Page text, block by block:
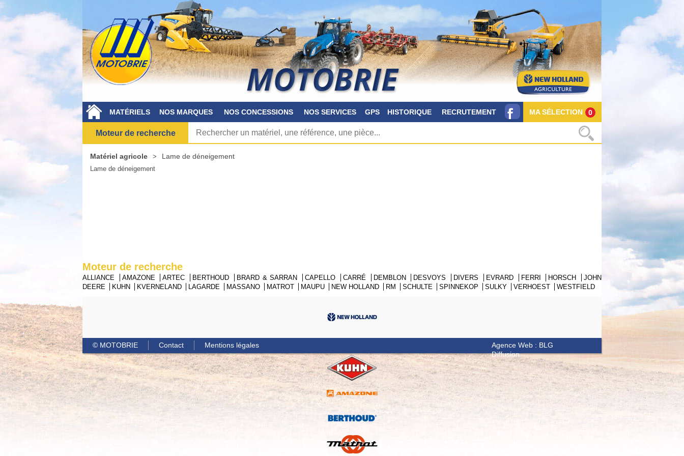
MATÉRIELS NOS MARQUES NOS CONCESSIONS NOS SERVICES GPS HISTORIQUE RECRUTEMENT MA SÉLECTION 0
Moteur de recherche
Matériel agricole Lame de déneigement
Lame de déneigement
Moteur de recherche
ALLIANCE AMAZONE ARTEC BERTHOUD BRARD & SARRAN CAPELLO CARRÉ DEMBLON DESVOYS DIVERS EVRARD FERRI HORSCH
JOHN
DEERE
KUHN KVERNELAND LAGARDE MASSANO MATROT MAUPU NEW HOLLAND RM SCHULTE SPINNEKOP SULKY VERHOEST WESTFIELD
© MOTOBRIE Contact Mentions légales
Agence Web : BLG
Diffusion